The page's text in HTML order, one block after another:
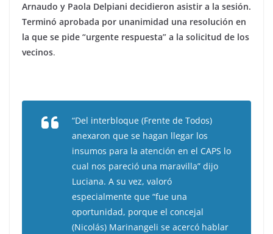
Arnaudo y Paola Delpiani decidieron asistir a la sesión.
Terminó aprobada por unanimidad una resolución en
la que se pide “urgente respuesta” a la solicitud de los
vecinos.
“Del interbloque (Frente de Todos)
anexaron que se hagan llegar los
insumos para la atención en el CAPS lo
cual nos pareció una maravilla” dijo
Luciana. A su vez, valoró
especialmente que “fue una
oportunidad, porque el concejal
(Nicolás) Marinangeli se acercó hablar